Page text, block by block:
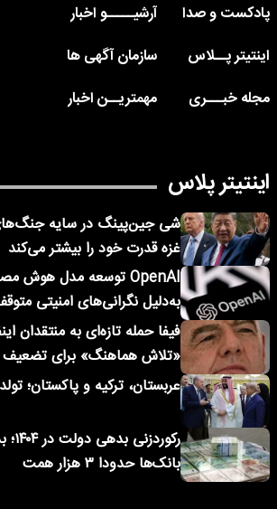
پادکست و صدا
آرشیـــــو اخبار
اینتیتر پــلاس
سازمان آگهی ها
مجله خبـــری
مهمتریــن اخبار
اینتیتر پلاس
شی جین‌پینگ در سایه جنگ‌های
غزه قدرت خود را بیشتر می‌کند
به‌دلیل نگرانی‌های امنیتی
فیفا حمله تازه‌ای به منتقدان
«تلاش هماهنگ» برای تضعیف
عربستان، ترکیه و پاکستان؛
بانک‌ها حدودا ۳ هزار همت